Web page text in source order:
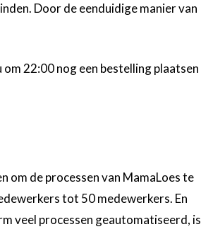
Door de eenduidige manier van
22:00 nog een bestelling plaatsen
om de processen van MamaLoes te
tot 50 medewerkers. En
veel processen geautomatiseerd, is